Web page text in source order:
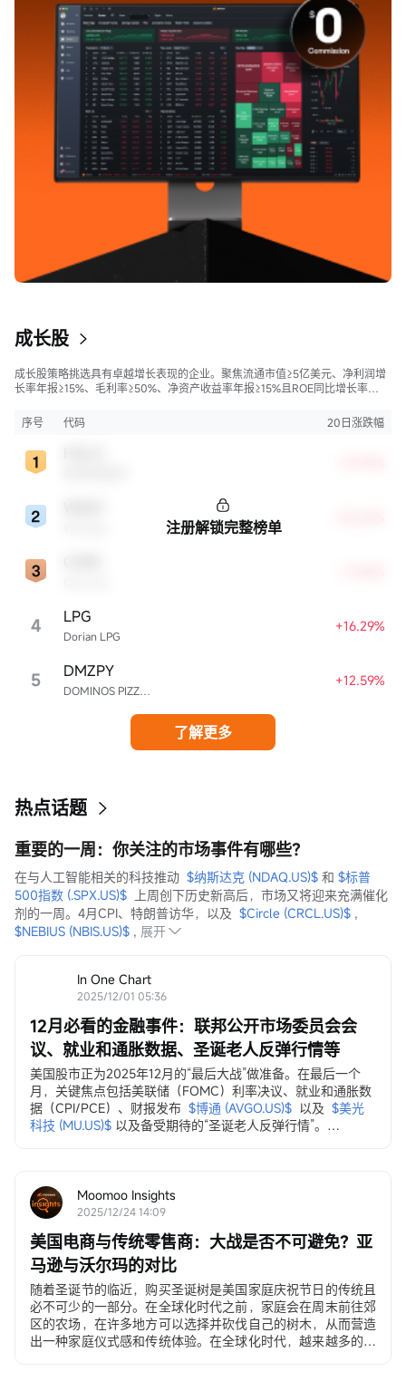
成长股
成长股策略挑选具有卓越增长表现的企业。聚焦流通市值≥5亿美元、净利润增
长率年报≥15%、毛利率≥50%、净资产收益率年报≥15%且ROE同比增长率
序号
代码 20日涨跌幅
4 Dorian LPG
LPG +16.29%
5 DOMINOS PIZZA ENTERPRISES LIMITED UNSP ADR EACH REPR 0.5 ORD SHS
DMZPY +12.59%
注册解锁完整榜单
了解更多
热点话题
重要的一周：你关注的市场事件有哪些？
在与人工智能相关的科技推动 $纳斯达克 (NDAQ.US)$ 和 $标普
500指数 (.SPX.US)$
  上周创下历史新高后，市场又将迎来充满催化
剂的一周。4月CPI、特朗普访华，以及 $Circle (CRCL.US)$
$NEBIUS (NBIS.US)$ , 展开
In One Chart
2025/12/01 05:36
12月必看的金融事件：联邦公开市场委员会会
议、就业和通胀数据、圣诞老人反弹行情等
美国股市正为2025年12月的“最后大战”做准备。在最后一个
月，关键焦点包括美联储（FOMC）利率决议、就业和通胀数
据（CPI/PCE）、财报发布 $博通 (AVGO.US)$ 以及 $美光
科技 (MU.US)$ 以及备受期待的“圣诞老人反弹行情”。
Moomoo Insights
2025/12/24 14:09
美国电商与传统零售商：大战是否不可避免？亚
马逊与沃尔玛的对比
随着圣诞节的临近，购买圣诞树是美国家庭庆祝节日的传统且
必不可少的一部分。在全球化时代之前，家庭会在周末前往郊
区的农场，在许多地方可以选择并砍伐自己的树木，从而营造
出一种家庭仪式感和传统体验。在全球化时代，越来越多的美